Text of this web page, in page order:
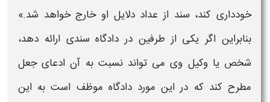
خودداری کند، سند از عداد دلایل او خارج خواهد شد.»
بنابراین اگر یکی از طرفین در دادگاه سندی ارائه دهد،
شخص یا وکیل وی می تواند نسبت به آن ادعای جعل
مطرح کند که در این مورد دادگاه موظف است به این